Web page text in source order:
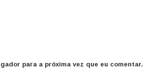
para a próxima vez que eu comentar.